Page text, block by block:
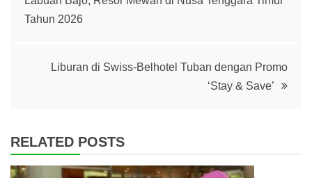
navigation
Tahun 2026
Liburan di Swiss-Belhotel Tuban dengan Promo
‘Stay & Save’
RELATED POSTS